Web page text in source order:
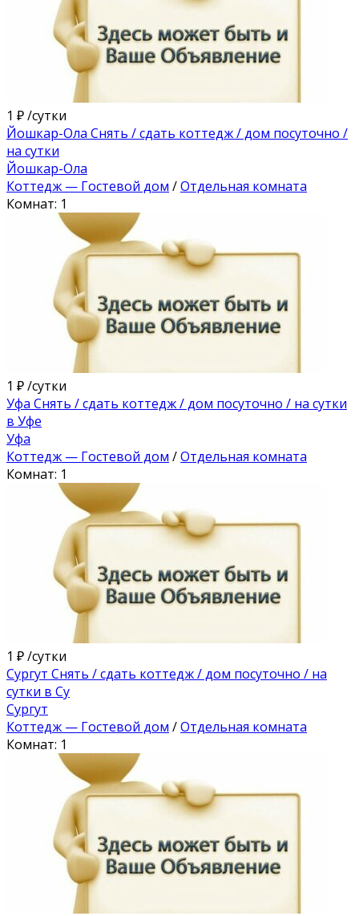
1 ₽/сутки
Йошкар-Ола Снять / сдать коттедж / дом посуточно /
на сутки
Йошкар-Ола
Коттедж — Гостевой дом /Отдельная комната
Комнат: 1
1 ₽/сутки
Уфа Снять / сдать коттедж / дом посуточно / на сутки
в Уфе
Уфа
Коттедж — Гостевой дом /Отдельная комната
Комнат: 1
1 ₽/сутки
Сургут Снять / сдать коттедж / дом посуточно / на
сутки в Су
Сургут
Коттедж — Гостевой дом /Отдельная комната
Комнат: 1